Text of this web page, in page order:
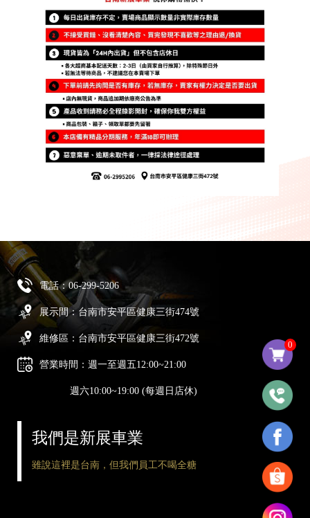
0
電話：06-299-5206
展示間：台南市安平區健康三街474號
維修區：台南市安平區健康三街472號
營業時間：週一至週五12:00~21:00
週六10:00~19:00 (每週日店休)
我們是新展車業
雖說這裡是台南，但我們員工不喝全糖